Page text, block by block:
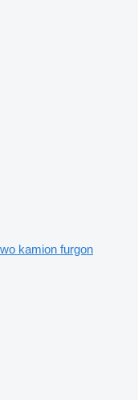
kamion furgon